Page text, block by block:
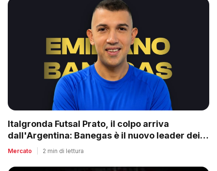
Italgronda Futsal Prato, il colpo arriva
dall'Argentina: Banegas è il nuovo leader dei
biancazzurri
Mercato 2 min di lettura